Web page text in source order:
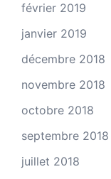
février 2019
janvier 2019
décembre 2018
novembre 2018
octobre 2018
septembre 2018
juillet 2018